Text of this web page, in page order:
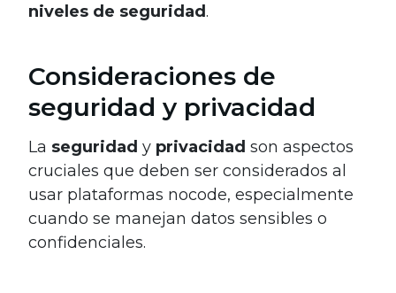
niveles de seguridad.
Consideraciones de
seguridad y privacidad
La seguridad y privacidad son aspectos
cruciales que deben ser considerados al
usar plataformas nocode, especialmente
cuando se manejan datos sensibles o
confidenciales.